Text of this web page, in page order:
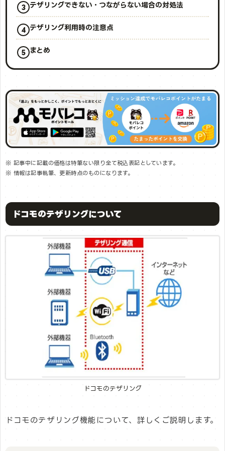
テザリングできない・つながらない場合の対処法
テザリング利用時の注意点
まとめ
※ 記事中に記載の価格は特筆ない限り全て税込表記としています。
※ 情報は記事執筆、更新時点のものになります。
ドコモのテザリングについて
ドコモのテザリング
ドコモのテザリング機能について、詳しくご説明します。